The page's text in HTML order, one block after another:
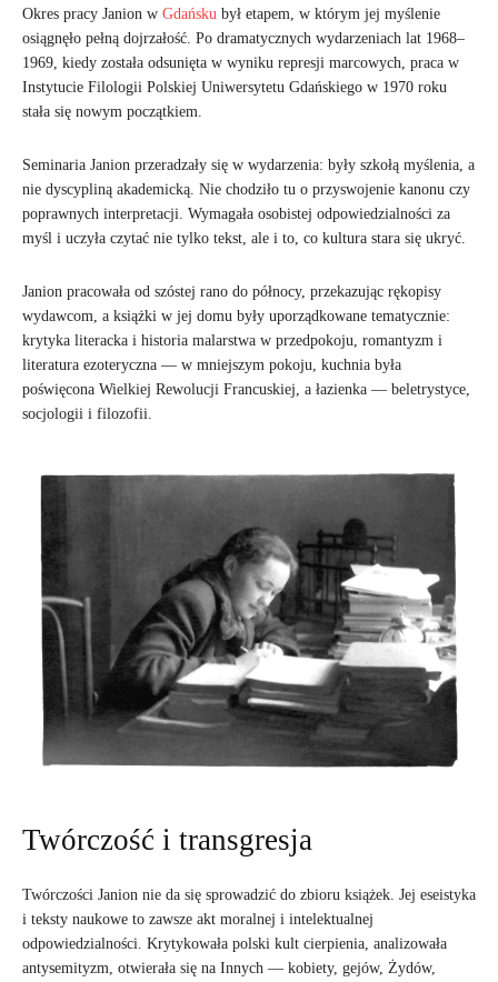
Okres pracy Janion w Gdańsku był etapem, w którym jej myślenie
osiągnęło pełną dojrzałość. Po dramatycznych wydarzeniach lat 1968–
1969, kiedy została odsunięta w wyniku represji marcowych, praca w
Instytucie Filologii Polskiej Uniwersytetu Gdańskiego w 1970 roku
stała się nowym początkiem.
Seminaria Janion przeradzały się w wydarzenia: były szkołą myślenia, a
nie dyscypliną akademicką. Nie chodziło tu o przyswojenie kanonu czy
poprawnych interpretacji. Wymagała osobistej odpowiedzialności za
myśl i uczyła czytać nie tylko tekst, ale i to, co kultura stara się ukryć.
Janion pracowała od szóstej rano do północy, przekazując rękopisy
wydawcom, a książki w jej domu były uporządkowane tematycznie:
krytyka literacka i historia malarstwa w przedpokoju, romantyzm i
literatura ezoteryczna — w mniejszym pokoju, kuchnia była
poświęcona Wielkiej Rewolucji Francuskiej, a łazienka — beletrystyce,
socjologii i filozofii.
Twórczość i transgresja
Twórczości Janion nie da się sprowadzić do zbioru książek. Jej eseistyka
i teksty naukowe to zawsze akt moralnej i intelektualnej
odpowiedzialności. Krytykowała polski kult cierpienia, analizowała
antysemityzm, otwierała się na Innych — kobiety, gejów, Żydów,